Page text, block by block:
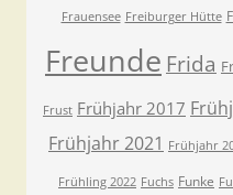
Frauensee Freiburger Hütte
Freunde Frida
Frust Frühjahr 2017
Frühjahr 2021 Frühjahr
Frühling 2022 Fuchs Funke